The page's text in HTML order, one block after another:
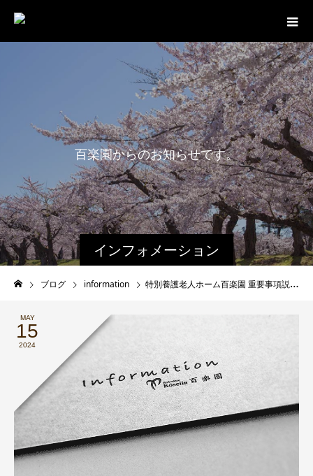
インフォメーション
百楽園からのお知らせです。
ブログ information 特別養護老人ホーム百楽園 重要事項説明書
MAY
15
2024